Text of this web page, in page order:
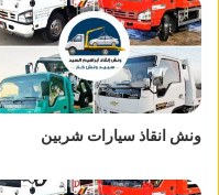
ونش انقاذ سيارات شربين